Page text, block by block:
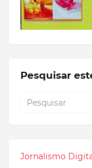
Pesquisar
Jornalismo